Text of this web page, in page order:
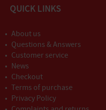
QUICK LINKS
About us
Questions & Answers
Customer service
News
Checkout
Terms of purchase
Privacy Policy